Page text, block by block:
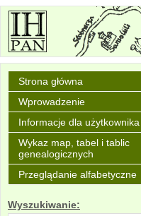
Strona główna
Wprowadzenie
Informacje dla użytkownika
Wykaz map, tabel i tablic
genealogicznych
Przeglądanie alfabetyczne
Wyszukiwanie: